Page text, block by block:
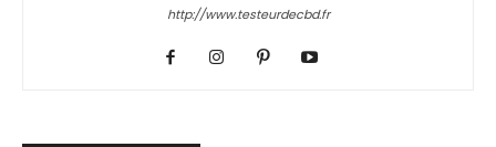
http://www.testeurdecbd.fr